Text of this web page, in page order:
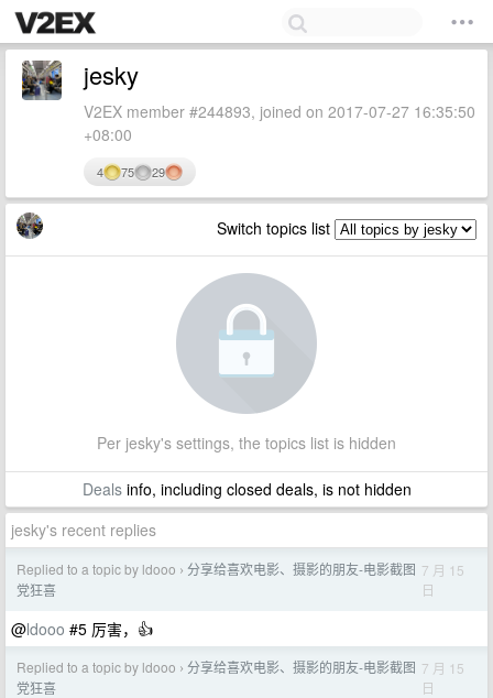
jesky
V2EX member #244893, joined on 2017-07-27 16:35:50
+08:00
4 75 29
Switch topics list
Per jesky's settings, the topics list is hidden
Dealsinfo, including closed deals, is not hidden
jesky's recent replies
Replied to a topic by ldooo › 分享给喜欢电影、摄影的朋友-电影截图
党狂喜
7 月 15
日
@ldooo #5 厉害，👍
Replied to a topic by ldooo › 分享给喜欢电影、摄影的朋友-电影截图
党狂喜
7 月 15
日